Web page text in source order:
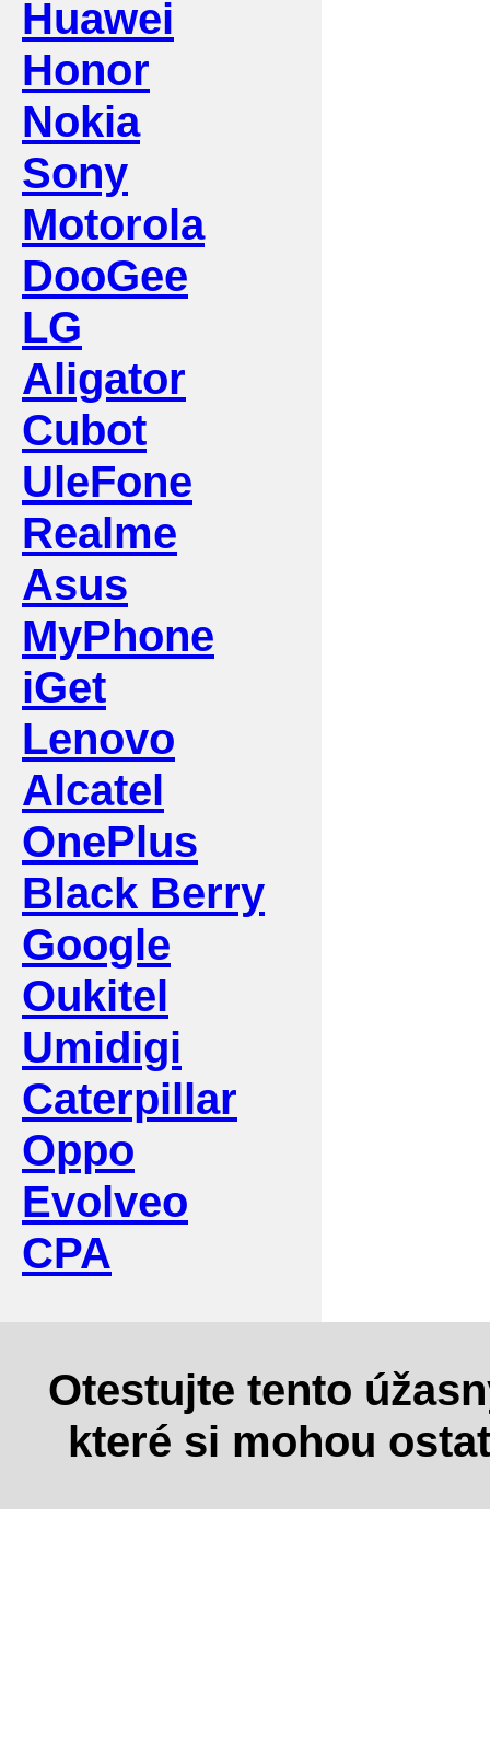
Huawei
Honor
Nokia
Sony
Motorola
DooGee
LG
Aligator
Cubot
UleFone
Realme
Asus
MyPhone
iGet
Lenovo
Alcatel
OnePlus
Black Berry
Google
Oukitel
Umidigi
Caterpillar
Oppo
Evolveo
CPA
Otestujte tento
které si mohou